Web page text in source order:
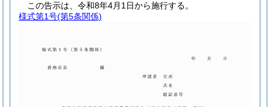
この告示は、令和8年4月1日から施行する。
様式第1号(第5条関係)